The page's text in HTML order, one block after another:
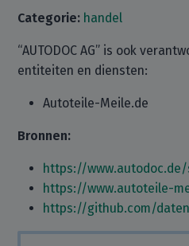
Categorie: handel
“AUTODOC AG” is ook
entiteiten en diensten:
Autoteile-Meile.de
Bronnen:
https://
https://www.autoteile-
https://github.com/